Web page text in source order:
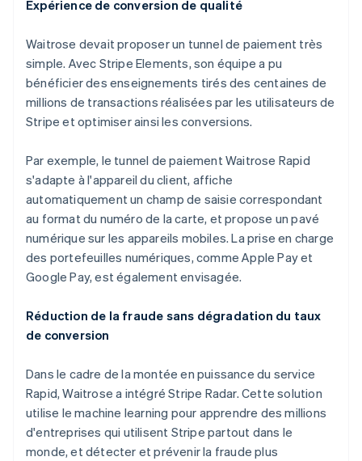
Expérience de conversion de qualité
Waitrose devait proposer un tunnel de paiement très
simple. Avec Stripe Elements, son équipe a pu
bénéficier des enseignements tirés des centaines de
millions de transactions réalisées par les utilisateurs de
Stripe et optimiser ainsi les conversions.
Par exemple, le tunnel de paiement Waitrose Rapid
s'adapte à l'appareil du client, affiche
automatiquement un champ de saisie correspondant
au format du numéro de la carte, et propose un pavé
numérique sur les appareils mobiles. La prise en charge
des portefeuilles numériques, comme Apple Pay et
Google Pay, est également envisagée.
Réduction de la fraude sans dégradation du taux
de conversion
Dans le cadre de la montée en puissance du service
Rapid, Waitrose a intégré Stripe Radar. Cette solution
utilise le machine learning pour apprendre des millions
d'entreprises qui utilisent Stripe partout dans le
monde, et détecter et prévenir la fraude plus